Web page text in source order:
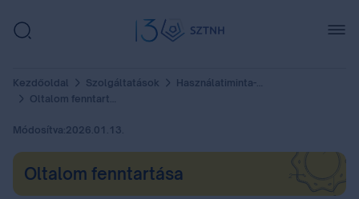
Kezdőoldal Szolgáltatások
Használatiminta-oltalom
Oltalom fenntartása
Módosítva:2026.01.13.
Oltalom fenntartása